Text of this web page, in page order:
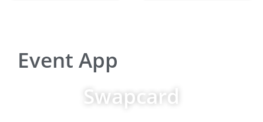
Event App
Swapcard